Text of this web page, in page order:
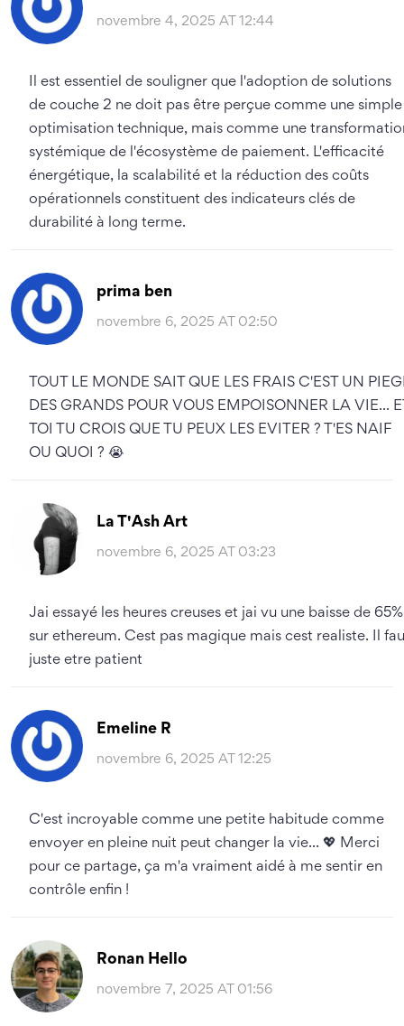
novembre 4, 2025 AT 12:44
Il est essentiel de souligner que l'adoption de solutions
de couche 2 ne doit pas être perçue comme une simple
optimisation technique, mais comme une
systémique de l'écosystème de paiement. L'efficacité
énergétique, la scalabilité et la réduction des coûts
opérationnels constituent des indicateurs clés de
durabilité à long terme.
prima ben
novembre 6, 2025 AT 02:50
TOUT LE MONDE SAIT QUE LES FRAIS C'EST UN
DES GRANDS POUR VOUS EMPOISONNER LA VIE...
TOI TU CROIS QUE TU PEUX LES EVITER ? T'ES NAIF
OU QUOI ? 😭
La T'Ash Art
novembre 6, 2025 AT 03:23
Jai essayé les heures creuses et jai vu une baisse de 65%
sur ethereum. Cest pas magique mais cest realiste. Il
juste etre patient
Emeline R
novembre 6, 2025 AT 12:25
C'est incroyable comme une petite habitude comme
envoyer en pleine nuit peut changer la vie... 💖 Merci
pour ce partage, ça m'a vraiment aidé à me sentir en
contrôle enfin !
Ronan Hello
novembre 7, 2025 AT 01:56